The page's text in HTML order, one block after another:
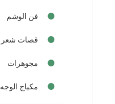
فن الوشم
قصات شعر
مجوهرات
مكياج الوجه